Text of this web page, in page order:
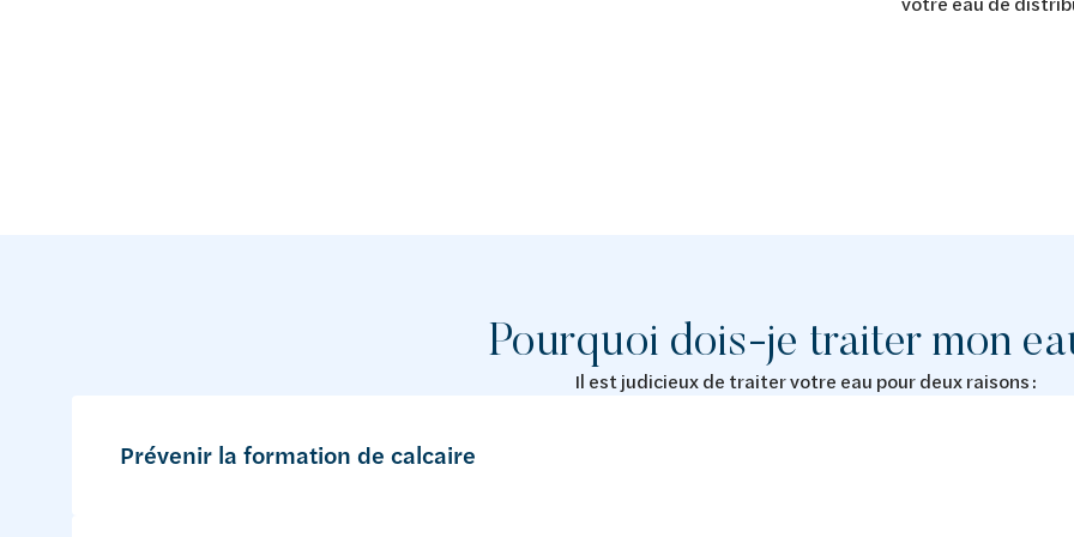
Pourquoi dois-je traiter mon
Il est judicieux de traiter votre eau pour deux raisons :
Prévenir la formation de calcaire